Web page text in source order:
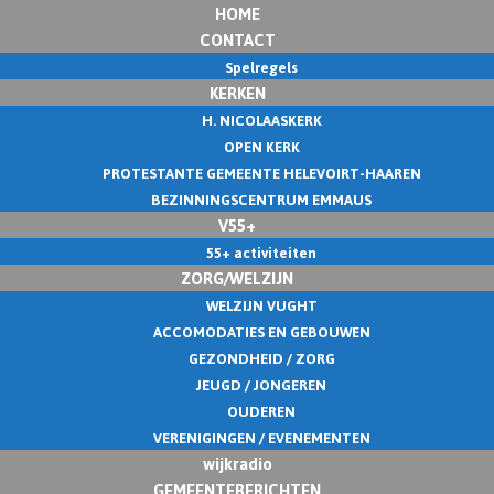
HOME
CONTACT
Spelregels
KERKEN
H. NICOLAASKERK
OPEN KERK
PROTESTANTE GEMEENTE HELEVOIRT-HAAREN
BEZINNINGSCENTRUM EMMAUS
V55+
55+ activiteiten
ZORG/WELZIJN
WELZIJN VUGHT
ACCOMODATIES EN GEBOUWEN
GEZONDHEID / ZORG
JEUGD / JONGEREN
OUDEREN
VERENIGINGEN / EVENEMENTEN
wijkradio